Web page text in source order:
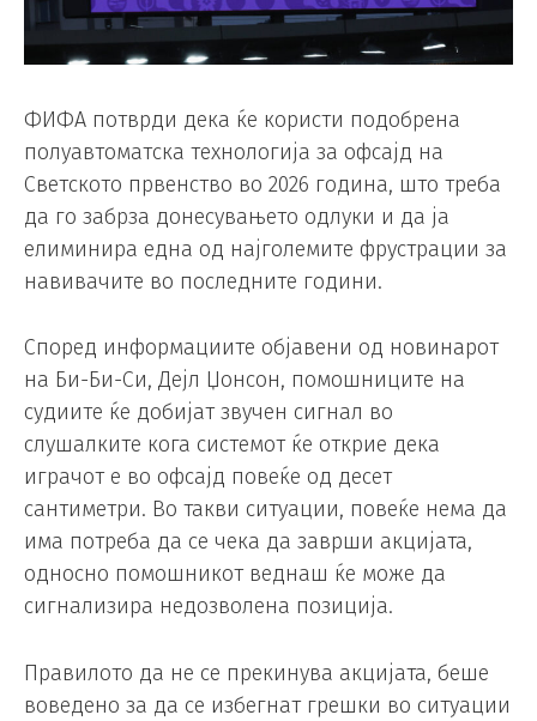
ФИФА потврди дека ќе користи подобрена
полуавтоматска технологија за офсајд на
Светското првенство во 2026 година, што треба
да го забрза донесувањето одлуки и да ја
елиминира една од најголемите фрустрации за
навивачите во последните години.
Според информациите објавени од новинарот
на Би-Би-Си, Дејл Џонсон, помошниците на
судиите ќе добијат звучен сигнал во
слушалките кога системот ќе открие дека
играчот е во офсајд повеќе од десет
сантиметри. Во такви ситуации, повеќе нема да
има потреба да се чека да заврши акцијата,
односно помошникот веднаш ќе може да
сигнализира недозволена позиција.
Правилото да не се прекинува акцијата, беше
воведено за да се избегнат грешки во ситуации